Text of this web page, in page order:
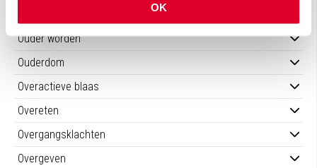
OK
Ouder worden
Ouderdom
Overactieve blaas
Overeten
Overgangsklachten
Overgeven